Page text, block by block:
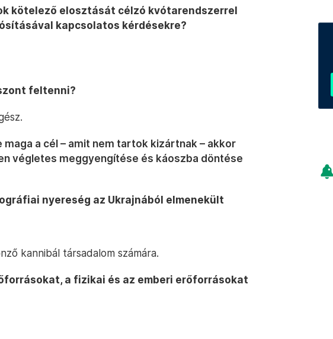
kötelező elosztását célzó kvótarendszerrel
kapcsolatos kérdésekre?
feltenni?
maga a cél – amit nem tartok kizártnak – akkor
végletes meggyengítése és káoszba döntése
nyereség az Ukrajnából elmenekült
kannibál társadalom számára.
a fizikai és az emberi erőforrásokat